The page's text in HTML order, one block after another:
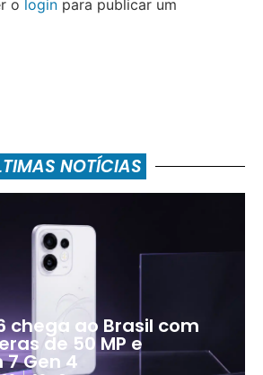
o login para publicar um
NOTÍCIAS
chega ao Brasil com
de 50 MP e
Gen 4